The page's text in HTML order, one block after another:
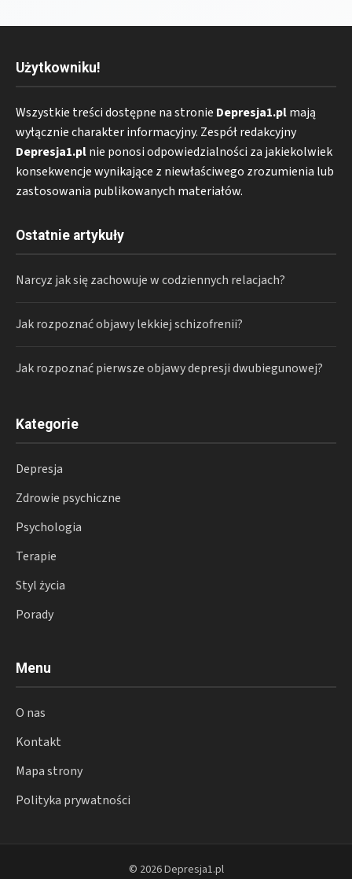
Użytkowniku!
Wszystkie treści dostępne na stronie Depresja1.plmają
wyłącznie charakter informacyjny. Zespół redakcyjny
Depresja1.plnie ponosi odpowiedzialności za jakiekolwiek
konsekwencje wynikające z niewłaściwego zrozumienia lub
zastosowania publikowanych materiałów.
Ostatnie artykuły
Narcyz jak się zachowuje w codziennych relacjach?
Jak rozpoznać objawy lekkiej schizofrenii?
Jak rozpoznać pierwsze objawy depresji dwubiegunowej?
Kategorie
Depresja
Zdrowie psychiczne
Psychologia
Terapie
Styl życia
Porady
Menu
O nas
Kontakt
Mapa strony
Polityka prywatności
© 2026 Depresja1.pl